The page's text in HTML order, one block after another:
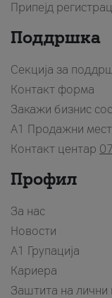
Припејд
Поддршка
Секција за
Контакт форма
Закажи бизнис
A1 Продажни
Контакт центар
Профил
За нас
Новости
А1 Групација
Кариера
Заштита на лични